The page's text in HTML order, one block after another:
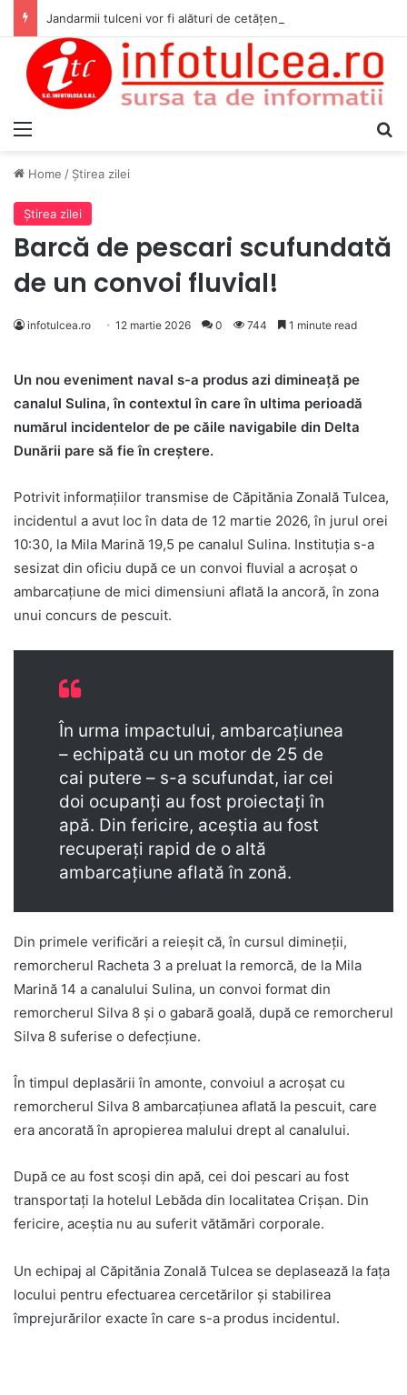
Home / Ştirea zilei
Ştirea zilei
Barcă de pescari scufundată
de un convoi fluvial!
infotulcea.ro 12 martie 2026 0 744 1 minute read
Un nou eveniment naval s-a produs azi dimineață pe
canalul Sulina, în contextul în care în ultima perioadă
numărul incidentelor de pe căile navigabile din Delta
Dunării pare să fie în creștere.
Potrivit informațiilor transmise de Căpitănia Zonală Tulcea,
incidentul a avut loc în data de 12 martie 2026, în jurul orei
10:30, la Mila Marină 19,5 pe canalul Sulina. Instituția s-a
sesizat din oficiu după ce un convoi fluvial a acroșat o
ambarcațiune de mici dimensiuni aflată la ancoră, în zona
unui concurs de pescuit.
În urma impactului, ambarcațiunea
– echipată cu un motor de 25 de
cai putere – s-a scufundat, iar cei
doi ocupanți au fost proiectați în
apă. Din fericire, aceștia au fost
recuperați rapid de o altă
ambarcațiune aflată în zonă.
Din primele verificări a reieșit că, în cursul dimineții,
remorcherul Racheta 3 a preluat la remorcă, de la Mila
Marină 14 a canalului Sulina, un convoi format din
remorcherul Silva 8 și o gabară goală, după ce remorcherul
Silva 8 suferise o defecțiune.
În timpul deplasării în amonte, convoiul a acroșat cu
remorcherul Silva 8 ambarcațiunea aflată la pescuit, care
era ancorată în apropierea malului drept al canalului.
După ce au fost scoși din apă, cei doi pescari au fost
transportați la hotelul Lebăda din localitatea Crișan. Din
fericire, aceștia nu au suferit vătămări corporale.
Un echipaj al Căpitănia Zonală Tulcea se deplasează la fața
locului pentru efectuarea cercetărilor și stabilirea
împrejurărilor exacte în care s-a produs incidentul.